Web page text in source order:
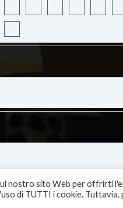
nostro sito Web per offrirti
di TUTTI i cookie.